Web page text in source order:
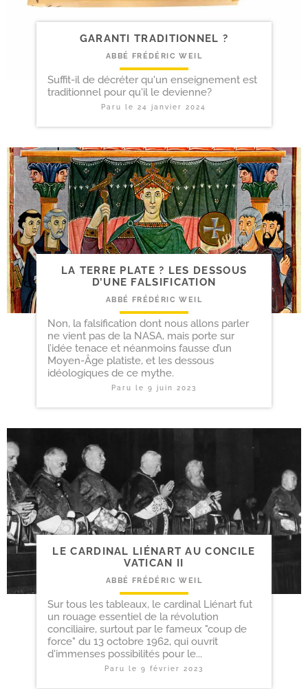
GARANTI TRADITIONNEL ?
ABBÉ FRÉDÉRIC WEIL
Suffit-il de décréter qu'un enseignement est
traditionnel pour qu'il le devienne?
Paru le24 janvier 2024
LA TERRE PLATE ? LES DESSOUS
D’UNE FALSIFICATION
ABBÉ FRÉDÉRIC WEIL
Non, la falsification dont nous allons parler
ne vient pas de la NASA, mais porte sur
l’idée tenace et néanmoins fausse d’un
Moyen-Âge platiste, et les dessous
idéologiques de ce mythe.
Paru le 9 juin 2023
LE CARDINAL LIÉNART AU CONCILE
VATICAN II
ABBÉ FRÉDÉRIC WEIL
Sur tous les tableaux, le cardinal Liénart fut
un rouage essentiel de la révolution
conciliaire, surtout par le fameux "coup de
force" du 13 octobre 1962, qui ouvrit
d'immenses possibilités pour le...
Paru le 9 février 2023